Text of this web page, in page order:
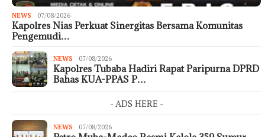
NEWS 07/08/2026
Kapolres Nias Perkuat Sinergitas Bersama Komunitas
Pengemudi…
NEWS 07/08/2026
Kapolres Tubaba Hadiri Rapat Paripurna DPRD
Bahas KUA-PPAS P…
- ADS HERE -
NEWS 07/08/2026